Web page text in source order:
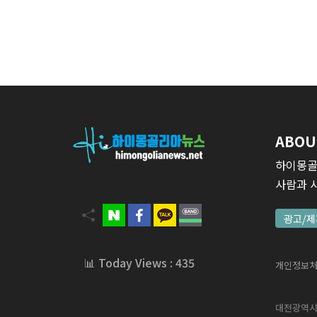
📊 Today Views : 435
하이몽
사람과
광고/
개인정보
대전광역